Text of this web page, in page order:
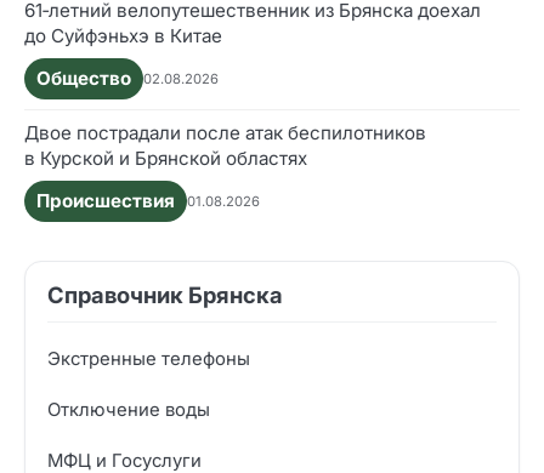
61‑летний велопутешественник из Брянска доехал
до Суйфэньхэ в Китае
Общество
02.08.2026
Двое пострадали после атак беспилотников
в Курской и Брянской областях
Происшествия
01.08.2026
Справочник Брянска
Экстренные телефоны
Отключение воды
МФЦ и Госуслуги